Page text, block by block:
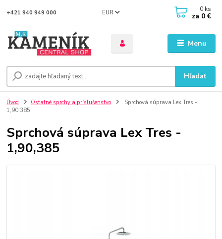
Menu
EUR
Hľadať
+421 940 949 000 0 ks
za 0 €
Úvod Ostatné sprchy a príslušenstvo
Sprchová súprava Lex Tres -
1,90,385
Sprchová súprava Lex Tres -
1,90,385